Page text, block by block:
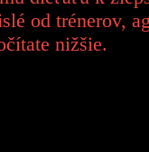
od trénerov,
nižšie.